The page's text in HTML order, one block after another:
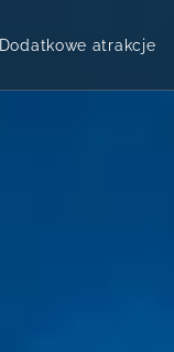
Dodatkowe atrakcje